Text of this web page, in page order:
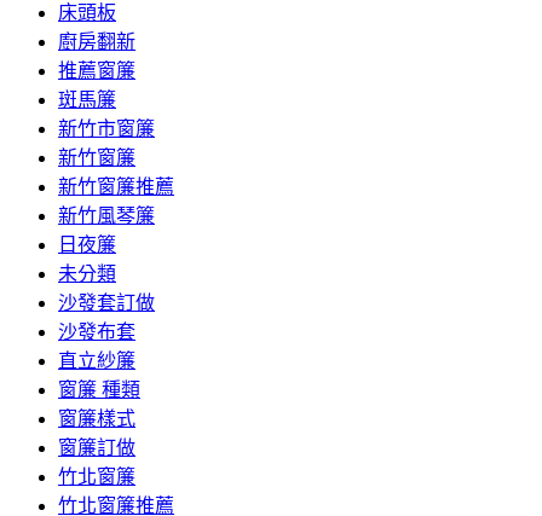
床頭板
廚房翻新
推薦窗簾
斑馬簾
新竹市窗簾
新竹窗簾
新竹窗簾推薦
新竹風琴簾
日夜簾
未分類
沙發套訂做
沙發布套
直立紗簾
窗簾 種類
窗簾樣式
窗簾訂做
竹北窗簾
竹北窗簾推薦